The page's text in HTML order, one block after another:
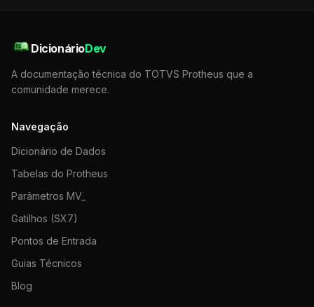
DicionárioDev
A documentação técnica do TOTVS Protheus que a
comunidade merece.
Navegação
Dicionário de Dados
Tabelas do Protheus
Parâmetros MV_
Gatilhos (SX7)
Pontos de Entrada
Guias Técnicos
Blog